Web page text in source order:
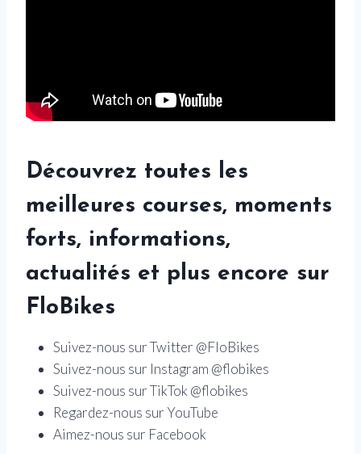
Découvrez toutes les
meilleures courses, moments
forts, informations,
actualités et plus encore sur
FloBikes
Suivez-nous sur Twitter @FloBikes
Suivez-nous sur Instagram @flobikes
Suivez-nous sur TikTok @flobikes
Regardez-nous sur YouTube
Aimez-nous sur Facebook